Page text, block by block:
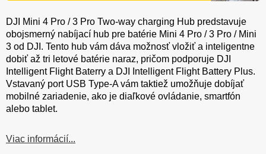
DJI Mini 4 Pro / 3 Pro Two-way charging Hub predstavuje
obojsmerný nabíjací hub pre batérie Mini 4 Pro / 3 Pro / Mini
3 od DJI. Tento hub vám dáva možnosť vložiť a inteligentne
dobiť až tri letové batérie naraz, pričom podporuje DJI
Intelligent Flight Baterry a DJI Intelligent Flight Battery Plus.
Vstavaný port USB Type-A vám taktiež umožňuje dobíjať
mobilné zariadenie, ako je diaľkové ovládanie, smartfón
alebo tablet.
Viac informácií...